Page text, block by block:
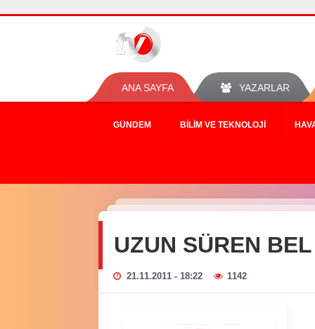
ANA SAYFA YAZARLAR
GÜNDEM BILIM VE TEKNOLOJI
UZUN SÜREN
21.11.2011 - 18:22 1142